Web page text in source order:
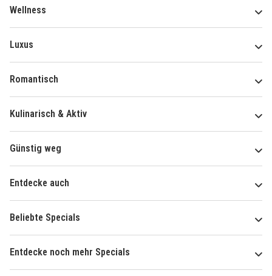
Wellness
Luxus
Romantisch
Kulinarisch & Aktiv
Günstig weg
Entdecke auch
Beliebte Specials
Entdecke noch mehr Specials